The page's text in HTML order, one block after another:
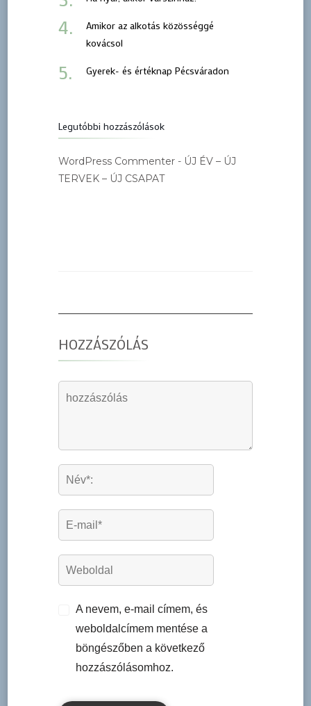
Amikor az alkotás közösséggé
kovácsol
Gyerek- és értéknap Pécsváradon
Legutóbbi hozzászólások
WordPress Commenter - ÚJ ÉV – ÚJ
TERVEK – ÚJ CSAPAT
HOZZÁSZÓLÁS
A nevem, e-mail címem, és
weboldalcímem mentése a
böngészőben a következő
hozzászólásomhoz.